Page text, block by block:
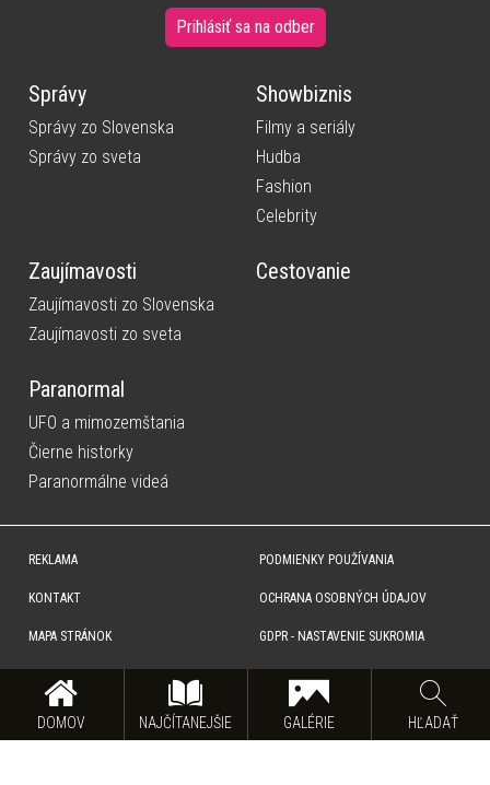
DOMOV NAJČÍTANEJŠIE GALÉRIE HĽADAŤ
Prihlásiť sa na odber
Správy
Správy zo Slovenska
Správy zo sveta
Showbiznis
Filmy a seriály
Hudba
Fashion
Celebrity
Zaujímavosti
Zaujímavosti zo Slovenska
Zaujímavosti zo sveta
Cestovanie
Paranormal
UFO a mimozemštania
Čierne historky
Paranormálne videá
REKLAMA
KONTAKT
MAPA STRÁNOK
PODMIENKY POUŽÍVANIA
OCHRANA OSOBNÝCH ÚDAJOV
GDPR - NASTAVENIE SUKROMIA
súhlas na rozmnožovanie, šírenie a na verejný prenos obsahu. Na tejto stránke môžu byť umiestnené reklamné
odkazy, alebo reklamné produkty.